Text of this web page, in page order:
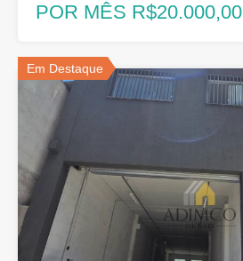
POR MÊS R$20.000,00
Em Destaque